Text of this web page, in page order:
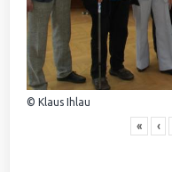
© Klaus Ihlau
« ‹